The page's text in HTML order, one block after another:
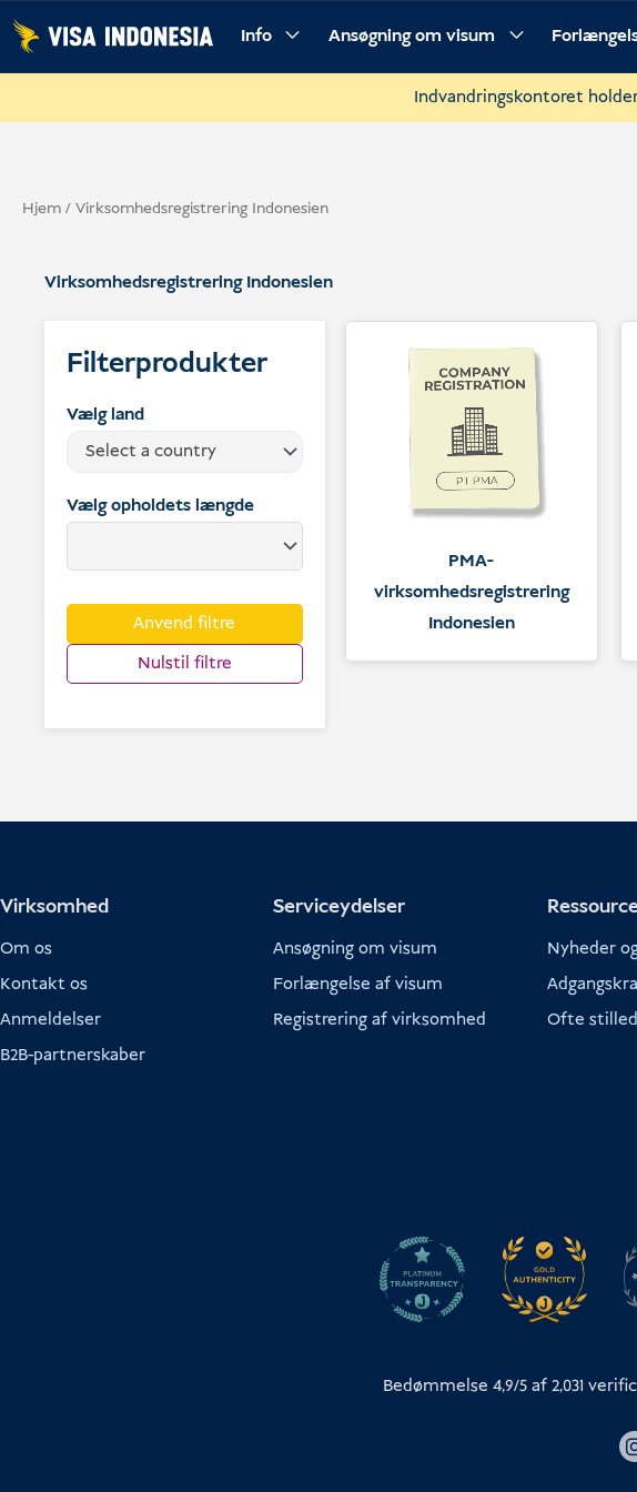
Spring
indhold
Info Ansøgning om visum
Indvandringskontoret
Hjem / Virksomhedsregistrering Indonesien
Virksomhedsregistrering Indonesien
Filterprodukter
Vælg land
Select a country
Vælg opholdets længde
Anvend filtre
Nulstil filtre
PMA-
virksomhedsregistrering
Indonesien
Virksomhed
Om os
Kontakt os
Anmeldelser
B2B-partnerskaber
Serviceydelser
Ansøgning om visum
Forlængelse af visum
Registrering af virksomhed
Nyheder
Ofte
Bedømmelse 4,9/5 af2,031